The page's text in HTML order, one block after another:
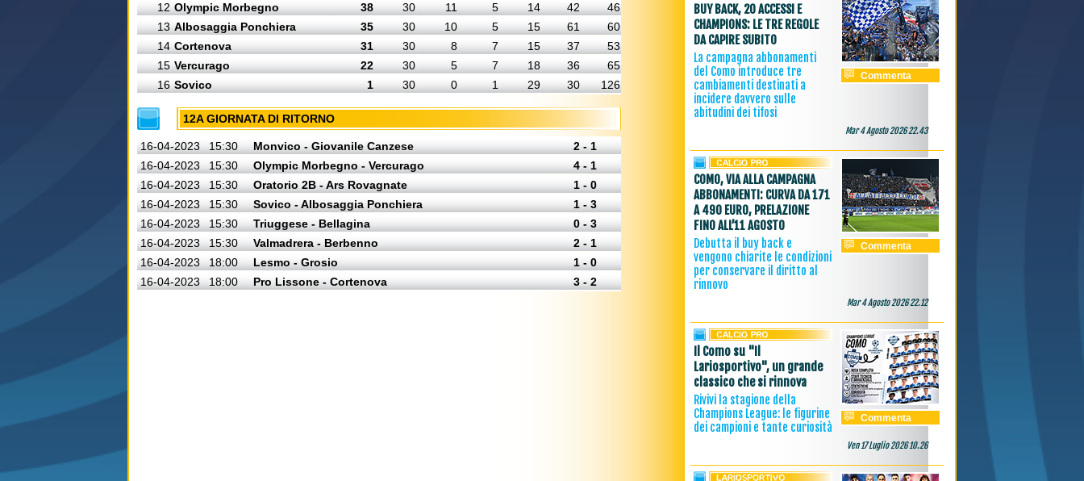
12 Olympic Morbegno 38 30 11 5 14 42
46
13 Albosaggia Ponchiera 35 30 10 5 15 61
60
14 Cortenova 31 30 8 7 15 37
53
15 Vercurago 22 30 5 7 18 36
65
16 Sovico 1 30 0 1 29 30 126
12A GIORNATA DI RITORNO
16-04-2023 15:30 Monvico - Giovanile Canzese
2 - 1
16-04-2023
15:30 Olympic Morbegno - Vercurago
4 - 1
16-04-2023
15:30 Oratorio 2B - Ars Rovagnate
1 - 0
16-04-2023
15:30 Sovico - Albosaggia Ponchiera
1 - 3
16-04-2023
15:30 Triuggese - Bellagina
0 - 3
16-04-2023
15:30 Valmadrera - Berbenno
2 - 1
16-04-2023
18:00 Lesmo - Grosio
1 - 0
16-04-2023
18:00 Pro Lissone - Cortenova 3 - 2
BUY BACK, 20 ACCESSI E
CHAMPIONS: LE TRE REGOLE
DA CAPIRE SUBITO
La campagna abbonamenti
del Como introduce tre
cambiamenti destinati a
incidere davvero sulle
abitudini dei tifosi
Commenta
Mar 4 Agosto 2026 22.43
COMO, VIA ALLA CAMPAGNA
ABBONAMENTI: CURVA DA 171
A 490 EURO, PRELAZIONE
FINO ALL’11 AGOSTO
Debutta il buy back e
vengono chiarite le condizioni
per conservare il diritto al
rinnovo
Commenta
Mar 4 Agosto 2026 22.12
Il Como su "Il
Lariosportivo", un grande
classico che si rinnova
Rivivi la stagione della
Champions League: le figurine
dei campioni e tante curiosità
Commenta
Ven 17 Luglio 2026 10.26